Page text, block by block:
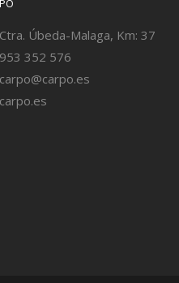
Ctra. Úbeda-Malaga, Km: 37
953 352 576
carpo@carpo.es
carpo.es